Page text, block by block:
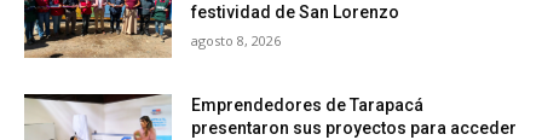
festividad de San Lorenzo
agosto 8, 2026
Emprendedores de Tarapacá
presentaron sus proyectos para acceder